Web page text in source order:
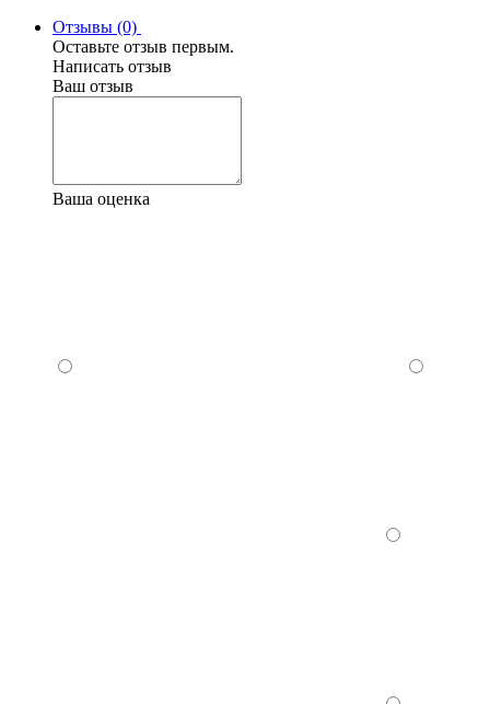
Отзывы (0)
Оставьте отзыв первым.
Написать отзыв
Ваш отзыв
Ваша оценка